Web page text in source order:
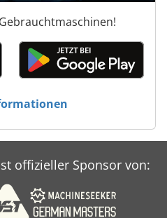
offizieller Sponsor von: